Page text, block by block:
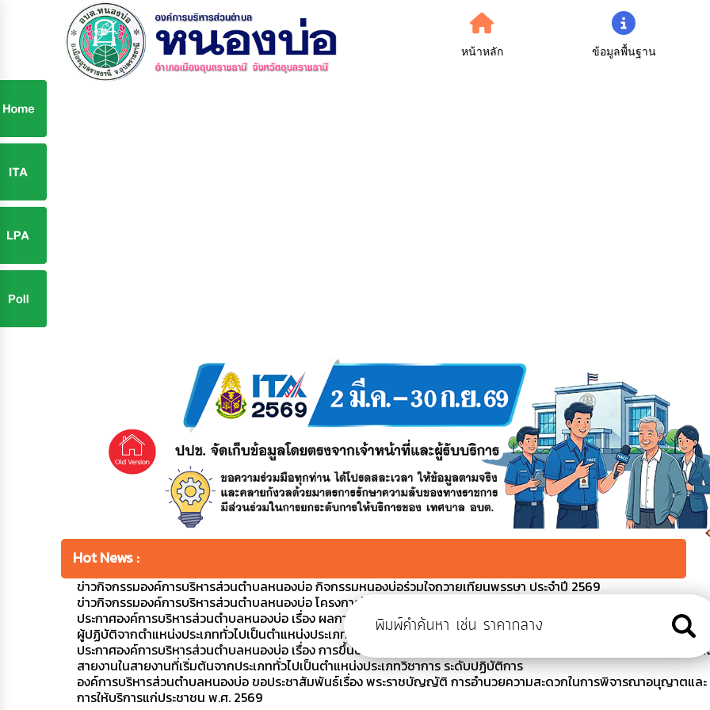
หน้าหลัก ข้อมูลพื้นฐาน
Hot News :
ข่าวกิจกรรมองค์การบริหารส่วนตำบลหนองบ่อ กิจกรรมหนองบ่อร่วมใจถวายเทียนพรรษา ประจำปี 2569
ข่าวกิจกรรมองค์การบริหารส่วนตำบลหนองบ่อ โครงการป้องกันโรคไข้เลือดออก ในพื้นที่ตำบลหนองบ่อ 2569
ประกาศองค์การบริหารส่วนตำบลหนองบ่อ เรื่อง ผลการสอบคัดเลือกพนักงานส่วนตำบลให้ดำรงตำแหน่งต่างสายงานในสายง
ผู้ปฏิบัติจากตำแหน่งประเภททั่วไปเป็นตำแหน่งประเภทวิชาการ ระดับปฏิบัติการ
ประกาศองค์การบริหารส่วนตำบลหนองบ่อ เรื่อง การขึ้นบัญชีและยกเลิกผู้สอบคัดเลือกพนักงานส่วนตำบลให้ดำรงตำแหน่งต่า
สายงานในสายงานที่เริ่มต้นจากประเภททั่วไปเป็นตำแหน่งประเภทวิชาการ ระดับปฏิบัติการ
องค์การบริหารส่วนตำบลหนองบ่อ ขอประชาสัมพันธ์เรื่อง พระราชบัญญัติ การอำนวยความสะดวกในการพิจารณาอนุญาตและ
การให้บริการแก่ประชาชน พ.ศ. 2569